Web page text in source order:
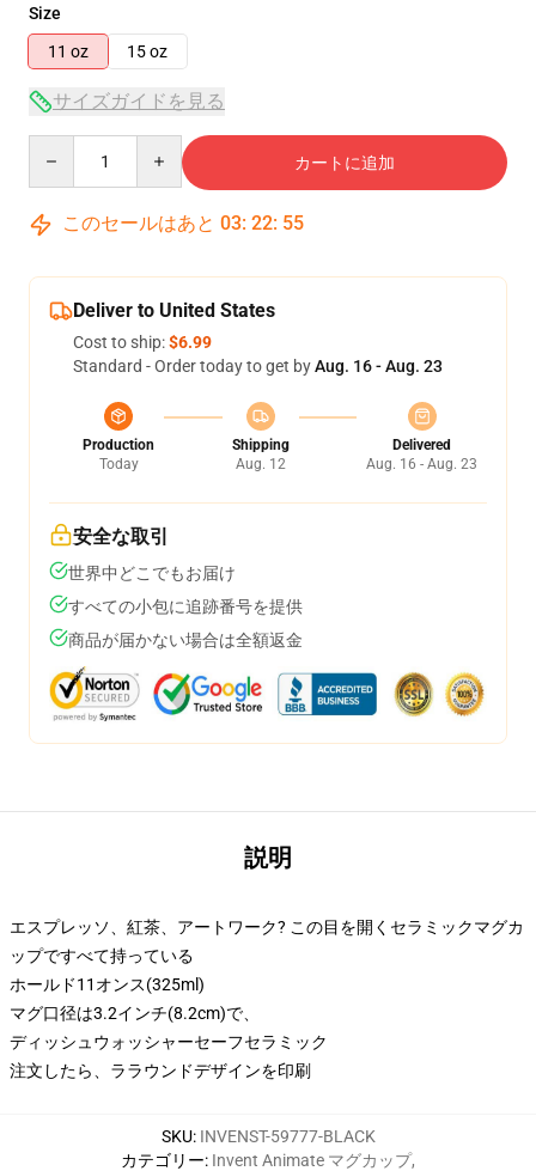
Size
11 oz
15 oz
サイズガイドを見る
カートに追加
このセールはあと 03: 22: 54
Deliver to United States
Cost to ship:$6.99
Standard - Order today to get byAug. 16 - Aug. 23
Production
Today
Shipping
Aug. 12
Delivered
Aug. 16 - Aug. 23
安全な取引
世界中どこでもお届け
すべての小包に追跡番号を提供
商品が届かない場合は全額返金
説明
エスプレッソ、紅茶、アートワーク? この目を開くセラミックマグカ
ップですべて持っている
ホールド11オンス(325ml)
マグ口径は3.2インチ(8.2cm)で、
ディッシュウォッシャーセーフセラミック
注文したら、ララウンドデザインを印刷
SKU: INVENST-59777-BLACK
カテゴリー: Invent Animate マグカップ,